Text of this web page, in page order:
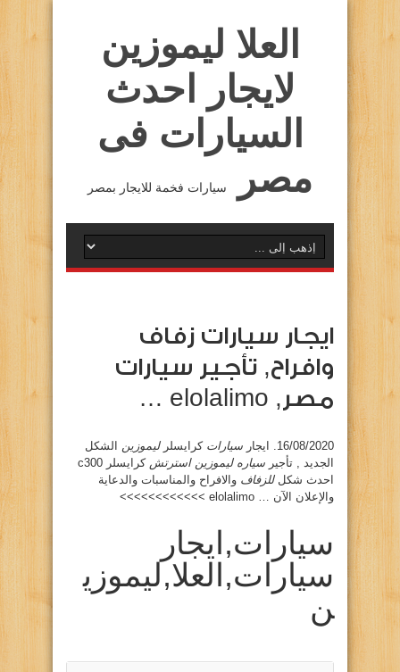
العلا ليموزين
لايجار احدث
السيارات فى
مصر
سيارات فخمة للايجار بمصر
ايجار سيارات زفاف
وافراح, تأجير سيارات
مصر, elolalimo …
16/08/2020. ايجار سيارات كرايسلرليموزين الشكل
الجديد , تأجير سياره ليموزين استرتش
كرايسلر c300
احدث شكلللزفاف والافراح والمناسبات والدعاية
والإعلان الآن … elolalimo >>>>>>>>>>>>
سيارات,ايجار
سيارات,العلا,ليموزي
ن